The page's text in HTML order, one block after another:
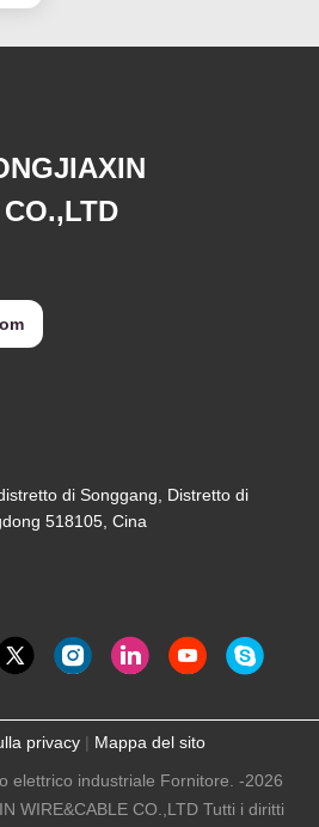
di Songgang, Distretto di
518105, Cina
privacy | Mappa del sito
elettrico industriale Fornitore. -2026
WIRE&CABLE CO.,LTD Tutti i diritti